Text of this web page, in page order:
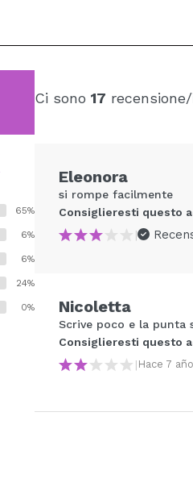
65%
6%
6%
24%
0%
Ci sono 17
Il tuo
Eleonora
si rompe facilmente
Consiglieresti questo
|
Nicoletta
Scrive poco e la punta
Consiglieresti questo
| Hace 7